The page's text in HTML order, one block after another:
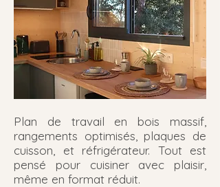
Plan de travail en bois massif,
rangements optimisés, plaques de
cuisson, et réfrigérateur. Tout est
pensé pour cuisiner avec plaisir,
même en format réduit.